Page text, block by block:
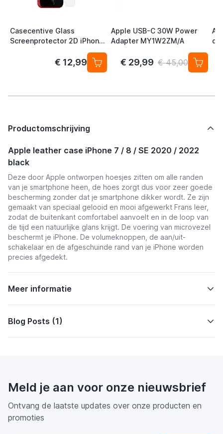
Casecentive Glass
Screenprotector 2D iPhone
€ 12,99
Apple USB-C 30W Power
Adapter MY1W2ZM/A
€ 29,99 € 45,00
Productomschrijving
Apple leather case iPhone 7 / 8 / SE 2020 / 2022
black
Deze door Apple ontworpen hoesjes zitten om alle randen
van je smartphone heen, de hoes zorgt dus voor zeer goede
bescherming zonder dat je smartphone dikker wordt. Ze zijn
gemaakt van speciaal gelooid en mooi afgewerkt Frans leer,
zodat de buitenkant comfortabel aanvoelt en in de loop van
de tijd een natuurlijke glans krijgt. De voering van microvezel
beschermt je iPhone. De volumeknoppen, de aan/uit-
schakelaar en de afgeschuinde rand van je iPhone worden
precies afgedekt.
Meer informatie
Blog Posts (1)
Meld je aan voor onze nieuwsbrief
Ontvang de laatste updates over onze producten en
promoties